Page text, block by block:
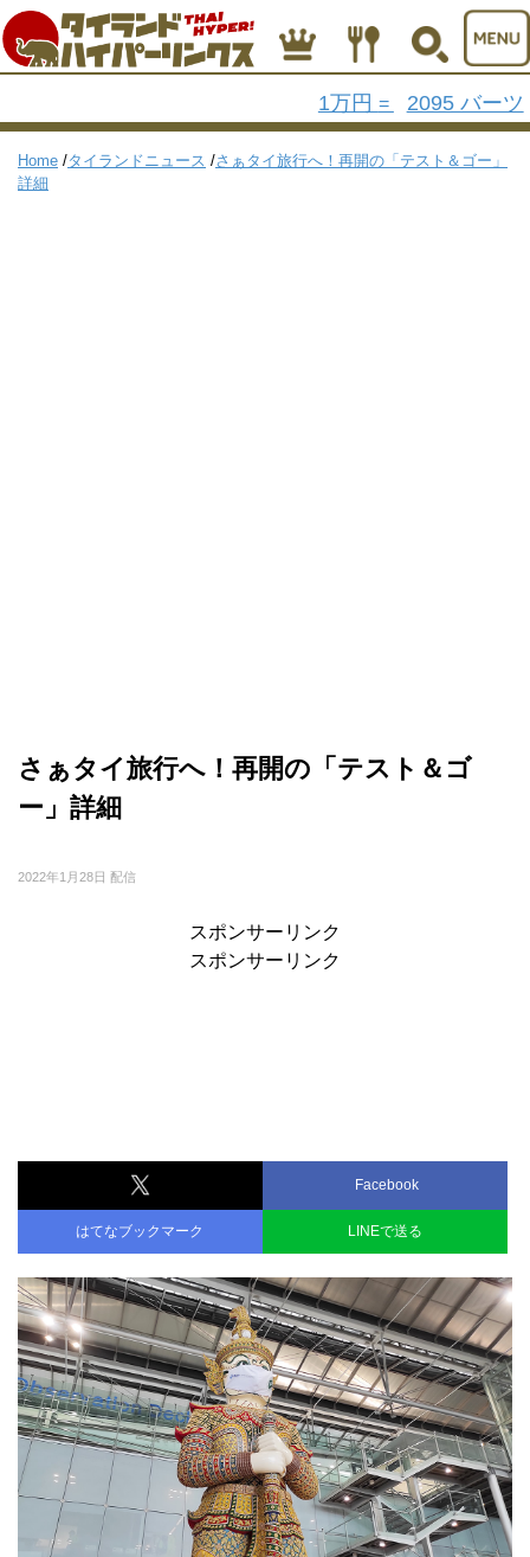
1万円 = 2095 バーツ
Home /タイランドニュース /さぁタイ旅行へ！再開の「テスト＆ゴー」
詳細
さぁタイ旅行へ！再開の「テスト＆ゴ
ー」詳細
2022年1月28日 配信
スポンサーリンク
スポンサーリンク
Facebook
はてなブックマーク LINEで送る